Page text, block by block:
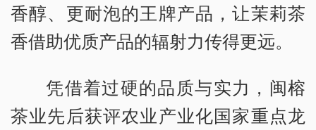
香醇、更耐泡的王牌产品，让茉莉茶
香借助优质产品的辐射力传得更远。
凭借着过硬的品质与实力，闽榕
茶业先后获评农业产业化国家重点龙